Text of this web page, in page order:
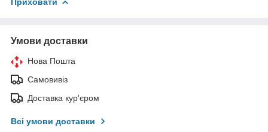
Умови доставки
Нова Пошта
Самовивіз
Доставка кур'єром
Всі умови доставки